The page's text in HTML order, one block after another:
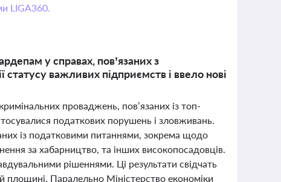
LIGA360.
у справах, пов’язаних з
важливих підприємств і ввело нові
проваджень, пов’язаних із топ-
податкових порушень і зловживань.
із податковими питаннями, зокрема щодо
за хабарництво, та інших високопосадовців.
рішеннями. Ці результати свідчать
площині. Паралельно Міністерство економіки